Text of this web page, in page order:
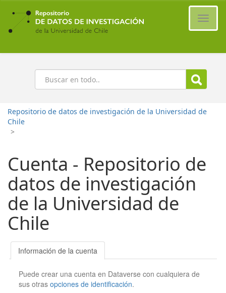
Ir
contenido
principal
Buscar
Repositorio de datos de investigación de la Universidad de
Chile
>
Cuenta - Repositorio de
datos de investigación
de la Universidad de
Chile
Información de la cuenta
Puede crear una cuenta en Dataverse con cualquiera de
sus otrasopciones de identificación.